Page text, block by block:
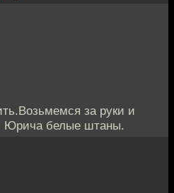
за руки и
Юрича белые штаны.